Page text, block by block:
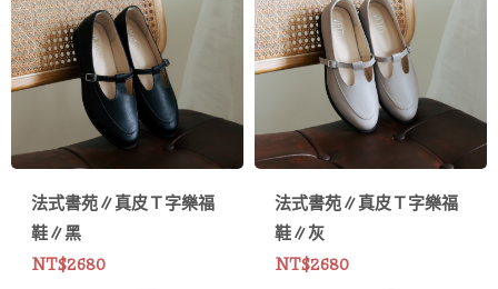
法式書苑∥真皮Ｔ字樂福
鞋∥黑
NT$2680
法式書苑∥真皮Ｔ字樂福
鞋∥灰
NT$2680